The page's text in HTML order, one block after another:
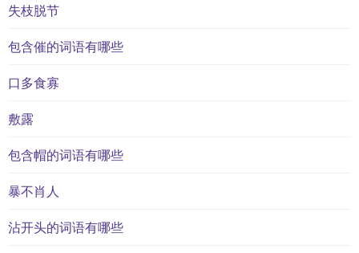
失枝脱节
包含催的词语有哪些
口多食寡
敷露
包含帽的词语有哪些
暴不肖人
沾开头的词语有哪些